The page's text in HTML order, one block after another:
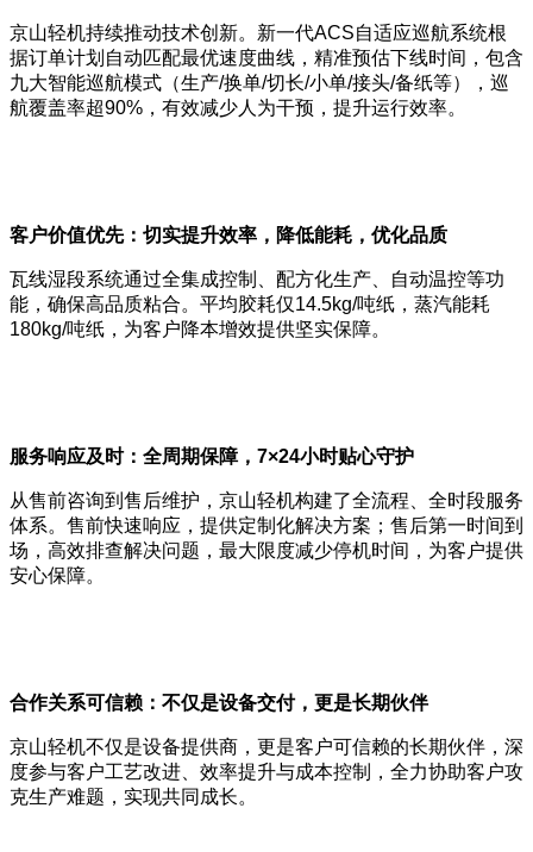
京山轻机持续推动技术创新。新一代ACS自适应巡航系统根
据订单计划自动匹配最优速度曲线，精准预估下线时间，包含
九大智能巡航模式（生产/换单/切长/小单/接头/备纸等），巡
航覆盖率超90%，有效减少人为干预，提升运行效率。
客户价值优先：切实提升效率，降低能耗，优化品质
瓦线湿段系统通过全集成控制、配方化生产、自动温控等功
能，确保高品质粘合。平均胶耗仅14.5kg/吨纸，蒸汽能耗
180kg/吨纸，为客户降本增效提供坚实保障。
服务响应及时：全周期保障，7×24小时贴心守护
从售前咨询到售后维护，京山轻机构建了全流程、全时段服务
体系。售前快速响应，提供定制化解决方案；售后第一时间到
场，高效排查解决问题，最大限度减少停机时间，为客户提供
安心保障。
合作关系可信赖：不仅是设备交付，更是长期伙伴
京山轻机不仅是设备提供商，更是客户可信赖的长期伙伴，深
度参与客户工艺改进、效率提升与成本控制，全力协助客户攻
克生产难题，实现共同成长。